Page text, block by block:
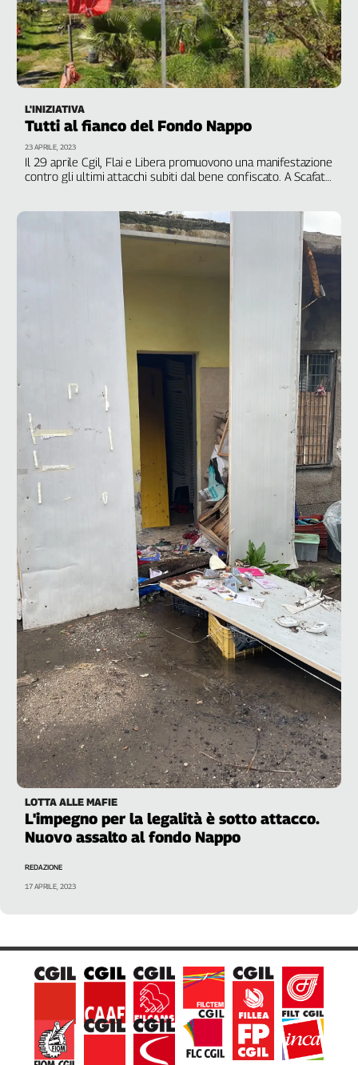
L'INIZIATIVA
Tutti al fianco del Fondo Nappo
Il 29 aprile Cgil, Flai e Libera promuovono una manifestazione
contro gli ultimi attacchi subiti dal bene confiscato. A Scafati
23 APRILE, 2023
LOTTA ALLE MAFIE
L'impegno per la legalità è sotto attacco.
Nuovo assalto al fondo Nappo
REDAZIONE
17 APRILE, 2023